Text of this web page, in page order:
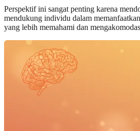
Perspektif ini sangat penting karena
mendukung individu dalam
yang lebih memahami dan